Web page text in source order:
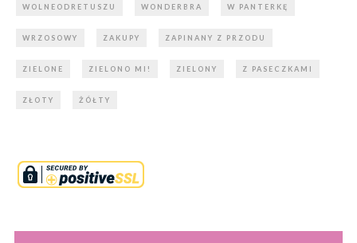
WOLNEODRETUSZU WONDERBRA W PANTERKĘ
WRZOSOWY ZAKUPY ZAPINANY Z PRZODU
ZIELONE ZIELONO MI! ZIELONY Z PASECZKAMI
ZŁOTY ŻÓŁTY